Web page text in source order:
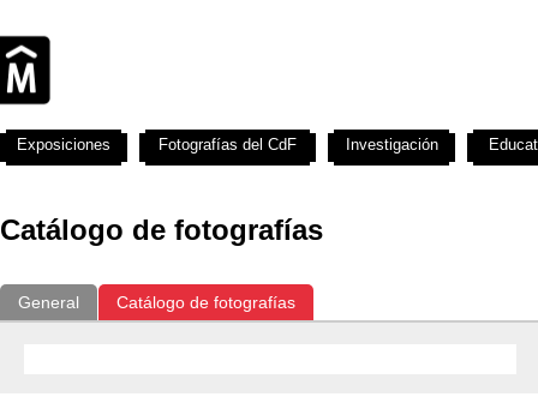
Catálogo de fotografías
General Catálogo de fotografías
Exposiciones Fotografías del CdF Investigación